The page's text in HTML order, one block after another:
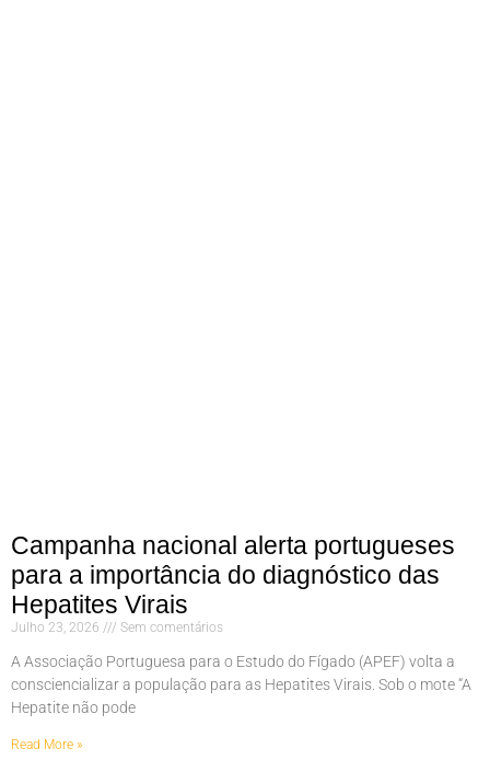
Campanha nacional alerta portugueses
para a importância do diagnóstico das
Hepatites Virais
Julho 23, 2026 Sem comentários
A Associação Portuguesa para o Estudo do Fígado (APEF) volta a
consciencializar a população para as Hepatites Virais. Sob o mote “A
Hepatite não pode
Read More »